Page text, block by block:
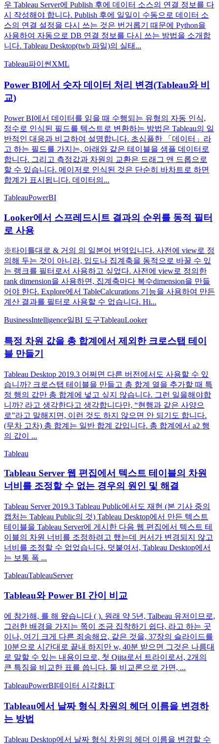
우 Tableau Server에 Publish 후에 데이터 소스의 연결 정보를 다
시 작성해야 합니다. Publish 후에 일일이 수동으로 데이터 소
스의 연결 설정을 다시 쓰는 것은 번거롭기 때문에 Python을
사용하여 자동으로 DB 연결 정보를 다시 쓰는 방법을 소개합
니다. Tableau Desktop(twb 파일)의 실태...
Tableau파이썬 XML
Power BI에서 숫자 데이터 처리 변경(Tableau와 비
교)
Power BI에서 데이터를 읽을 때 수행되는 유형의 자동 인식,
정수로 인식된 필드를 텍스트로 변환하는 방법은 Tableau의 일
반적인 대응과 비교하여 설명합니다. 초심플한 「데이터」라
고 하는 필드를 가지는, 아래와 같은 테이블을 샘플 데이터로
합니다. 그리고 측정값과 차원의 교환은 드래그 앤 드롭으로
할 수 있습니다. 메이저로 인식된 것은 단순히 바차트로 하면
합계가 표시됩니다. 데이터의...
TableauPowerBI
Looker에서 스프레드시트 결과의 순위를 동적 필터
로 사용
※타이틀대로 & 거의 의 일본어 번역입니다. 사전에 view로 정
의해 두는 것이 아니라, 입도나 집계축을 동적으로 바꿀 수 있
는 랭크를 필터로서 사용하고 싶었다. 사전에 view로 정의한
rank dimension을 사용하면, 집계축마다 복수dimension을 만들
어야 한다. Explore에서 TableCalcurations 기능을 사용하여 만든
계산 결과를 필터로 사용할 수 없습니다. Hi...
BusinessIntelligence일BI 도구TableauLooker
특정 차원 값을 총 합계에서 제외한 크로스탭 테이
블 만들기
Tableau Desktop 2019.3 어쩌면 다른 버전에서도 사용할 수 있
습니까? 크로스탭 테이블을 만들고 총 합계 열을 추가할 때 특
정 행의 값만 총 합계에 넣고 싶지 않습니다. 그런 일을해야합
니까? 라고 생각한다고 생각합니다만, “현행과 같은 사양으
로”라고 말해지면, 이런 것도 하지 않으면 안 되기도 합니다.
(무차 고차) 총 합계는 일반 합계 값입니다. 총 합계에서 a2 행
의 값이 ...
Tableau
Tableau Server 웹 편집에서 텍스트 테이블의 차원
너비를 조정할 수 없는 경우의 원인 및 해결
Tableau Server 2019.3 Tableau Public에서도 재현 (본 기사 중의
캡처는 Tableau Public의 것) Tableau Desktop에서 만든 텍스트
테이블을 Tableau Server에 게시한 다음 웹 편집에서 텍스트 테
이블의 차원 너비를 조정하려고 했는데 커서가 변경되지 않고
너비를 조정할 수 없었습니다. 덧붙여서, Tableau Desktop에서
는 보통 폭 ...
TableauTableauServer
Tableau와 Power BI 간이 비교
에 참가해, 를 해 왔습니다 ( ). 원래 약 5년, Talbeau 유저이므로,
그러한 배경을 가지는 쪽이 조금 집착하기 쉽다, 라고 하는 곳
이나, 여기 크게 다른 죄송해요, 같은 것을, 37장의 슬라이드를
10분으로 시간대로 끝내 하지만 w, 40분 받으면 그것은 나름대
로 말할 수 있는 내용이므로, 첫 Qiita로서 트라이로서, 2개의
큰 특징을 비교한 표를 씁니다. 툴 비교론으로 가면, ...
TableauPowerBI데이터 시각화LT
Tableau에서 날짜 형식 차원의 헤더 이름을 변경하
는 방법
Tableau Desktop에서 날짜 형식 차원의 헤더 이름을 변경할 수